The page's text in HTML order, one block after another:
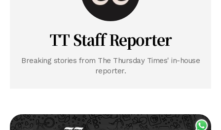
TT Staff Reporter
Breaking stories from The Thursday Times' in-house
reporter.